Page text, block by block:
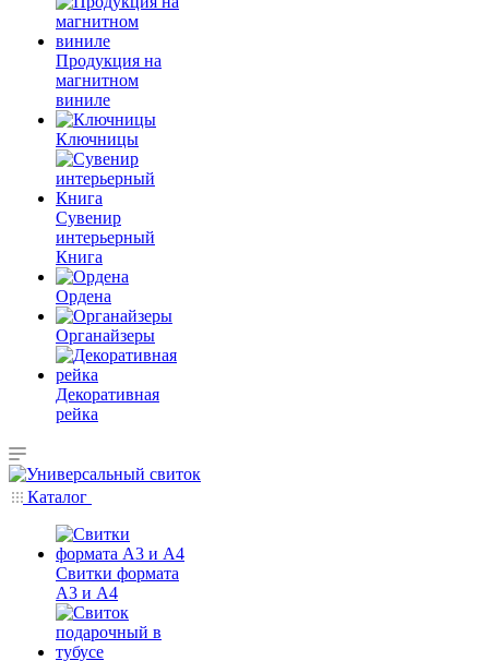
Продукция на
магнитном
виниле
Ключницы
Сувенир
интерьерный
Книга
Ордена
Органайзеры
Декоративная
рейка
Каталог
Свитки формата
А3 и А4